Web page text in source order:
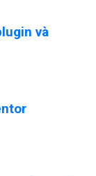
và